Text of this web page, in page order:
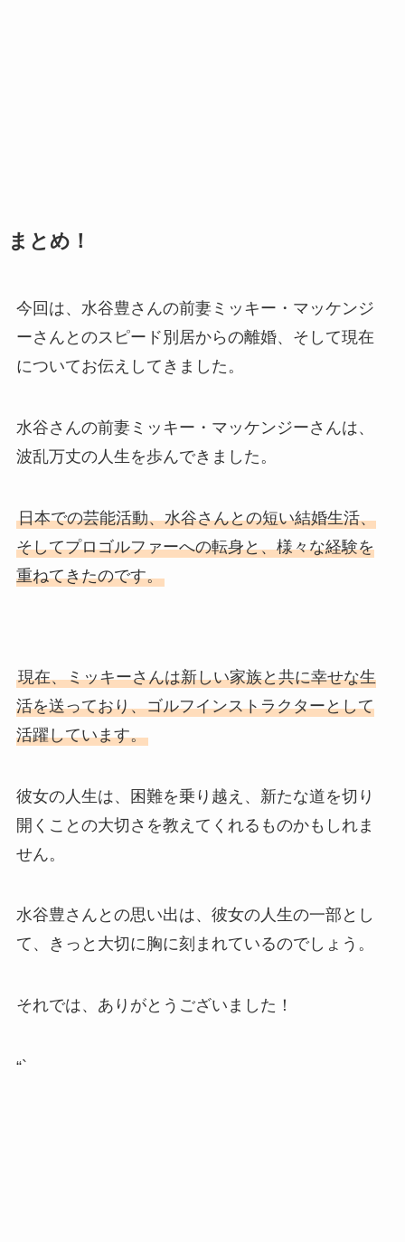
まとめ！
今回は、水谷豊さんの前妻ミッキー・マッケンジ
ーさんとのスピード別居からの離婚、そして現在
についてお伝えしてきました。
水谷さんの前妻ミッキー・マッケンジーさんは、
波乱万丈の人生を歩んできました。
日本での芸能活動、水谷さんとの短い結婚生活、
そしてプロゴルファーへの転身と、様々な経験を
重ねてきたのです。
現在、ミッキーさんは新しい家族と共に幸せな生
活を送っており、ゴルフインストラクターとして
活躍しています。
彼女の人生は、困難を乗り越え、新たな道を切り
開くことの大切さを教えてくれるものかもしれま
せん。
水谷豊さんとの思い出は、彼女の人生の一部とし
て、きっと大切に胸に刻まれているのでしょう。
それでは、ありがとうございました！
“`